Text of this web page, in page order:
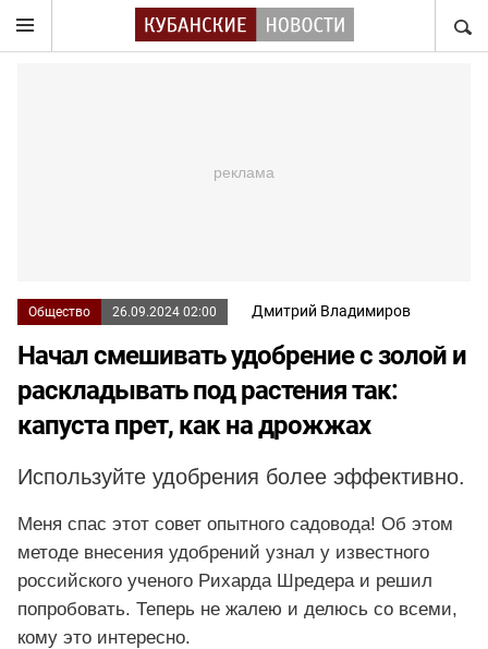
Общество 26.09.2024 02:00 Дмитрий Владимиров
Начал смешивать удобрение с золой и
раскладывать под растения так:
капуста прет, как на дрожжах
Используйте удобрения более эффективно.
Меня спас этот совет опытного садовода! Об этом
методе внесения удобрений узнал у известного
российского ученого Рихарда Шредера и решил
попробовать. Теперь не жалею и делюсь со всеми,
кому это интересно.